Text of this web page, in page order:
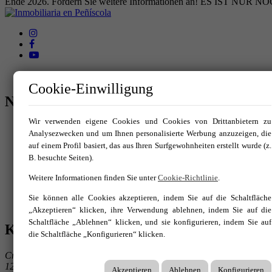
Navigationsmenü
Kaufen
Mieten
Vacacional
Vende tu inmueble
Blog
Servicios
Contacto
KONTAKTIERE UNS
Crtra. Estación 28-C - Bajo - Local 7A
12598 Peñíscola
Cookie-Einwilligung
Wir verwenden eigene Cookies und Cookies von Drittanbietern zu
Analysezwecken und um Ihnen personalisierte Werbung anzuzeigen, die
auf einem Profil basiert, das aus Ihren Surfgewohnheiten erstellt wurde (z.
B. besuchte Seiten).
Weitere Informationen finden Sie unterCookie-Richtlinie.
Sie können alle Cookies akzeptieren, indem Sie auf die Schaltfläche
„Akzeptieren“ klicken, ihre Verwendung ablehnen, indem Sie auf die
Schaltfläche „Ablehnen“ klicken, und sie konfigurieren, indem Sie auf
die Schaltfläche „Konfigurieren“ klicken.
Akzeptieren Ablehnen Konfigurieren